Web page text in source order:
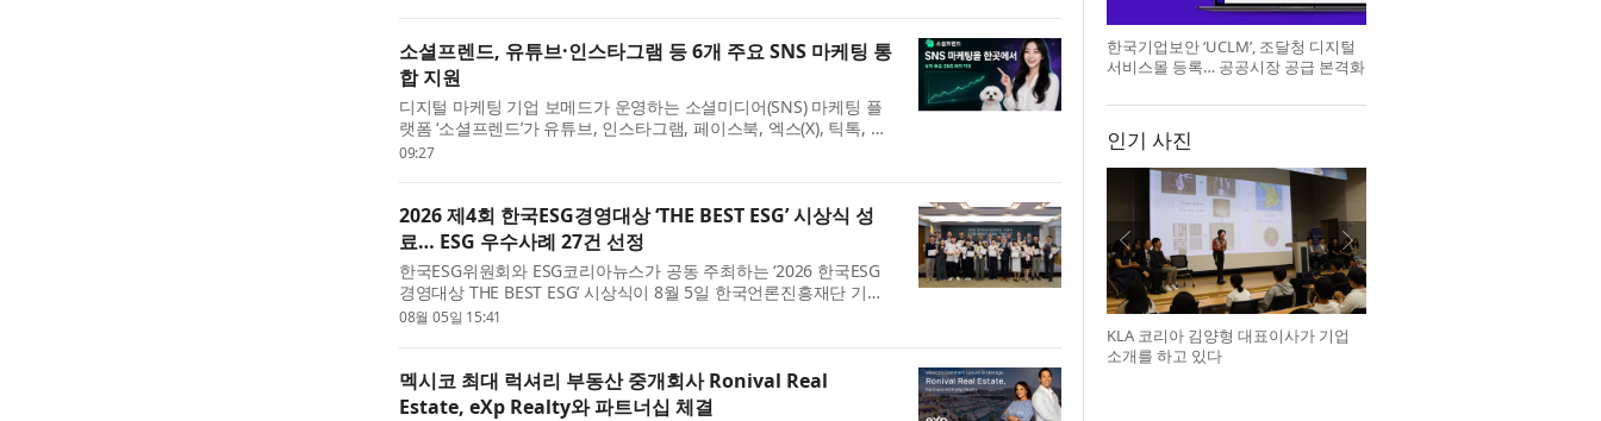
소셜프렌드, 유튜브·인스타그램 등 6개 주요 SNS 마케팅 통
합 지원
디지털 마케팅 기업 보메드가 운영하는 소셜미디어(SNS) 마케팅 플
랫폼 ‘소셜프렌드’가 유튜브, 인스타그램, 페이스북, 엑스(X), 틱톡, 스
레드 등 6개 주요 소셜미디어의 마케팅 서비스를 한곳에서 이용할 수
09:27
2026 제4회 한국ESG경영대상 ‘THE BEST ESG’ 시상식 성
료… ESG 우수사례 27건 선정
한국ESG위원회와 ESG코리아뉴스가 공동 주최하는 ‘2026 한국ESG
경영대상 THE BEST ESG’ 시상식이 8월 5일 한국언론진흥재단 기자
회견장 19층에서 열렸다. ‘한국ESG경영대상 THE BEST ESG’는
08월 05일 15:41
멕시코 최대 럭셔리 부동산 중개회사 Ronival Real
Estate, eXp Realty와 파트너십 체결
한국기업보안 ‘UCLM’, 조달청 디지털
서비스몰 등록… 공공시장 공급 본격화
인기 사진
KLA 코리아 김양형 대표이사가 기업
소개를 하고 있다